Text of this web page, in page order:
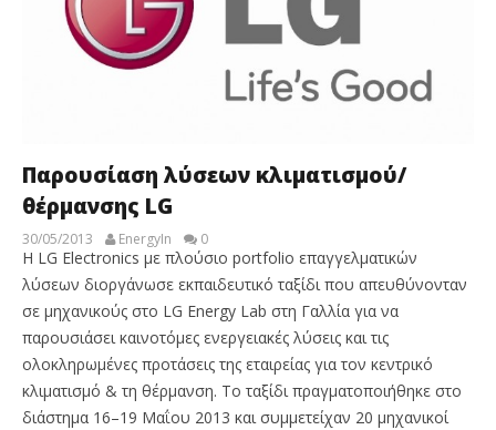
Παρουσίαση λύσεων κλιματισμού/
θέρμανσης LG
30/05/2013 EnergyIn 0
Η LG Electronics με πλούσιο portfolio επαγγελματικών
λύσεων διοργάνωσε εκπαιδευτικό ταξίδι που απευθύνονταν
σε μηχανικούς στο LG Energy Lab στη Γαλλία για να
παρουσιάσει καινοτόμες ενεργειακές λύσεις και τις
ολοκληρωμένες προτάσεις της εταιρείας για τον κεντρικό
κλιματισμό & τη θέρμανση. Το ταξίδι πραγματοποιήθηκε στο
διάστημα 16–19 Μαΐου 2013 και συμμετείχαν 20 μηχανικοί